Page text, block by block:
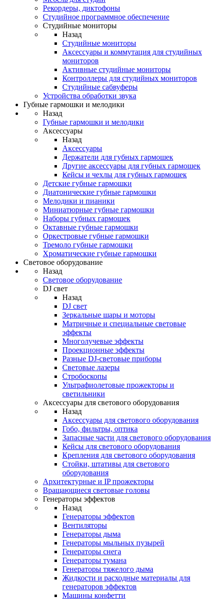
Рекордеры, диктофоны
Студийное программное обеспечение
Студийные мониторы
Назад
Студийные мониторы
Аксессуары и коммутация для студийных
мониторов
Активные студийные мониторы
Контроллеры для студийных мониторов
Студийные сабвуферы
Устройства обработки звука
Губные гармошки и мелодики
Назад
Губные гармошки и мелодики
Аксессуары
Назад
Аксессуары
Держатели для губных гармошек
Другие аксессуары для губных гармошек
Кейсы и чехлы для губных гармошек
Детские губные гармошки
Диатонические губные гармошки
Мелодики и пианики
Миниатюрные губные гармошки
Наборы губных гармошек
Октавные губные гармошки
Оркестровые губные гармошки
Тремоло губные гармошки
Хроматические губные гармошки
Световое оборудование
Назад
Световое оборудование
DJ свет
Назад
DJ свет
Зеркальные шары и моторы
Матричные и специальные световые
эффекты
Многолучевые эффекты
Проекционные эффекты
Разные DJ-световые приборы
Световые лазеры
Стробоскопы
Ультрафиолетовые прожекторы и
светильники
Аксессуары для светового оборудования
Назад
Аксессуары для светового оборудования
Гобо, фильтры, оптика
Запасные части для светового оборудования
Кейсы для светового оборудования
Крепления для светового оборудования
Стойки, штативы для светового
оборудования
Архитектурные и IP прожекторы
Вращающиеся световые головы
Генераторы эффектов
Назад
Генераторы эффектов
Вентиляторы
Генераторы дыма
Генераторы мыльных пузырей
Генераторы снега
Генераторы тумана
Генераторы тяжелого дыма
Жидкости и расходные материалы для
генераторов эффектов
Машины конфетти